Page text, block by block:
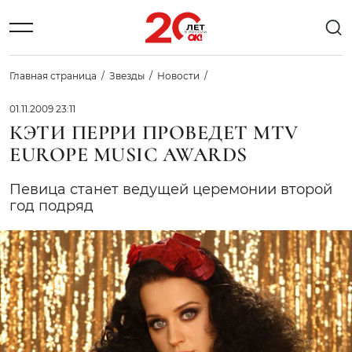
Главная страница Звезды Новости
01.11.2009 23:11
КЭТИ ПЕРРИ ПРОВЕДЕТ MTV
EUROPE MUSIC AWARDS
Певица станет ведущей церемонии второй
год подряд